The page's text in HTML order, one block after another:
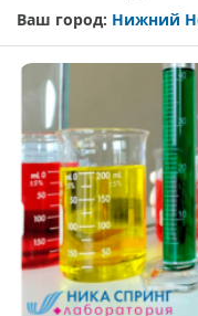
Ваш город: Нижний